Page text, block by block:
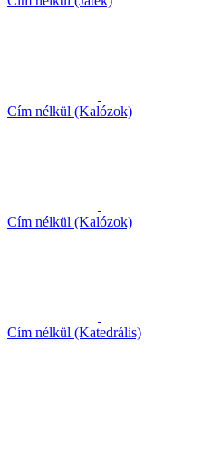
Cím nélkül (Kalózok)
Cím nélkül (Kalózok)
Cím nélkül (Katedrális)